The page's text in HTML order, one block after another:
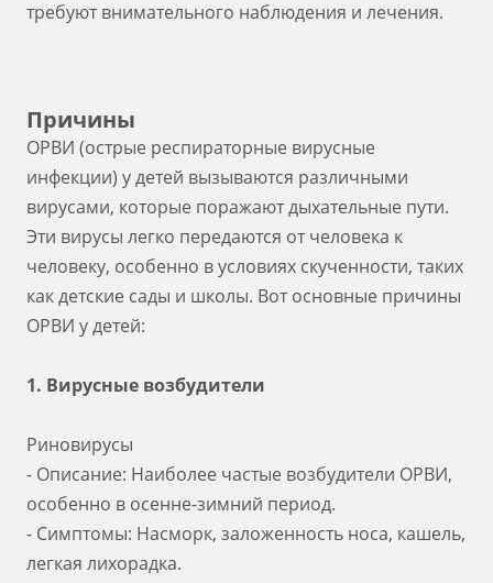
требуют внимательного наблюдения и лечения.
Причины
ОРВИ (острые респираторные вирусные
инфекции) у детей вызываются различными
вирусами, которые поражают дыхательные пути.
Эти вирусы легко передаются от человека к
человеку, особенно в условиях скученности, таких
как детские сады и школы. Вот основные причины
ОРВИ у детей:
1. Вирусные возбудители
Риновирусы
- Описание: Наиболее частые возбудители ОРВИ,
особенно в осенне-зимний период.
- Симптомы: Насморк, заложенность носа, кашель,
легкая лихорадка.